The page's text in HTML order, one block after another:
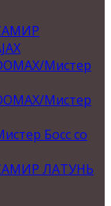
Мистер
Мистер
Босс со
ЛАТУНЬ